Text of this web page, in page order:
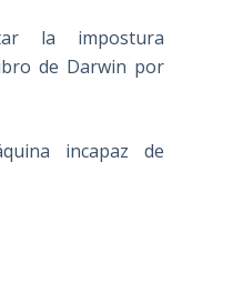
la impostura
de Darwin por
incapaz de